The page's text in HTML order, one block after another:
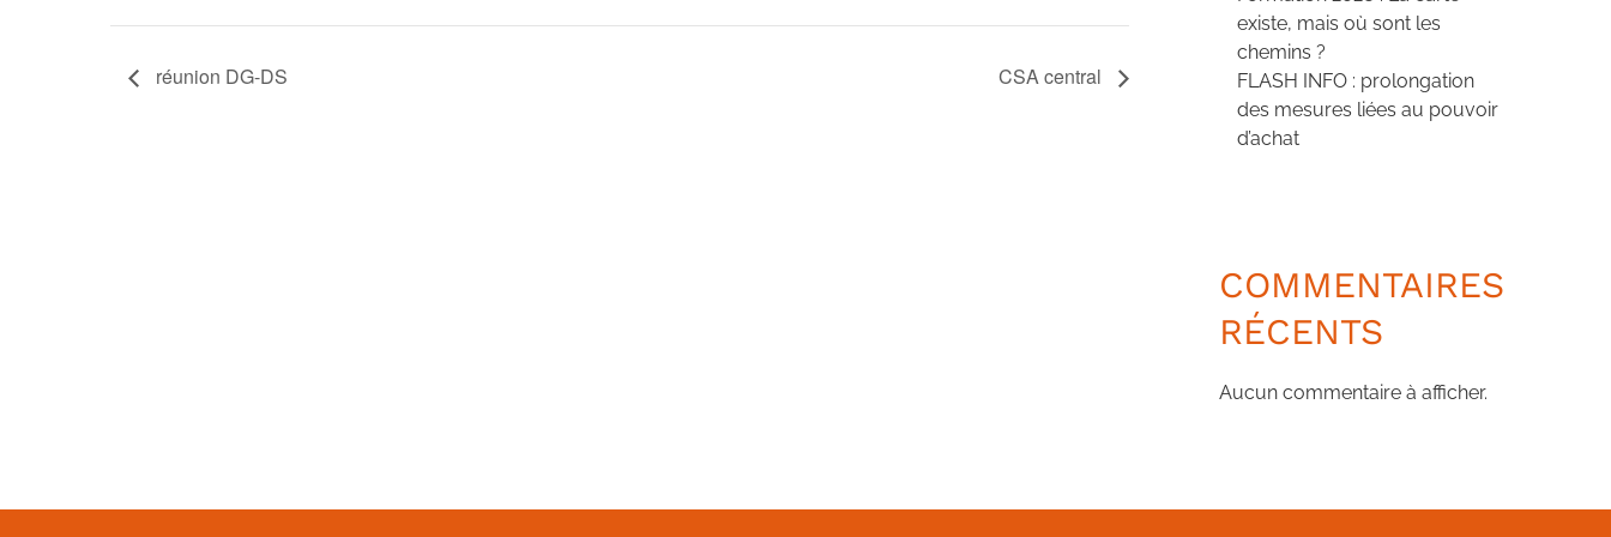
réunion DG-DS CSA central
existe, mais où sont les
chemins ?
FLASH INFO : prolongation
des mesures liées au pouvoir
d’achat
COMMENTAIRES
RÉCENTS
Aucun commentaire à afficher.